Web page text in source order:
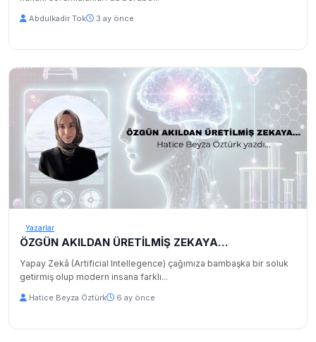
Abdulkadir Tok 3 ay önce
Yazarlar
ÖZGÜN AKILDAN ÜRETİLMİŞ ZEKAYA…
Yapay Zekâ (Artificial Intellegence) çağımıza bambaşka bir soluk
getirmiş olup modern insana farklı...
Hatice Beyza Öztürk 6 ay önce